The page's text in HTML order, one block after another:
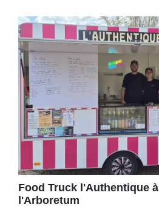
Food Truck l'Authentique à
l'Arboretum